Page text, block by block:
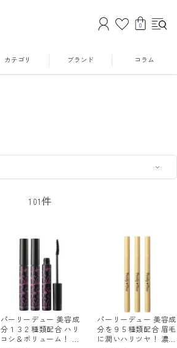
0
カテゴリ ブランド コラム
101件
パーリーデュー 美容成
分１３２種類配合 ハリ
コシ＆ボリューム！ 美
パーリーデュー 美容成
分を９５種類配合 眉毛
に潤いハリツヤ！ 濃淡